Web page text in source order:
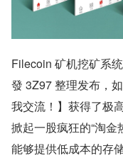
Filecoin 矿机挖矿系
發 3Z97 整理发布，
我交流！】获得了极
掀起一股疯狂的“淘金
能够提供低成本的存